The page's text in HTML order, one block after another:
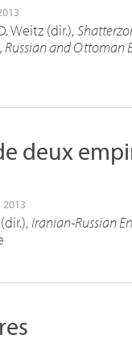
Weitz (dir.),
and Ottoman
deux
2013
Iranian-Russian